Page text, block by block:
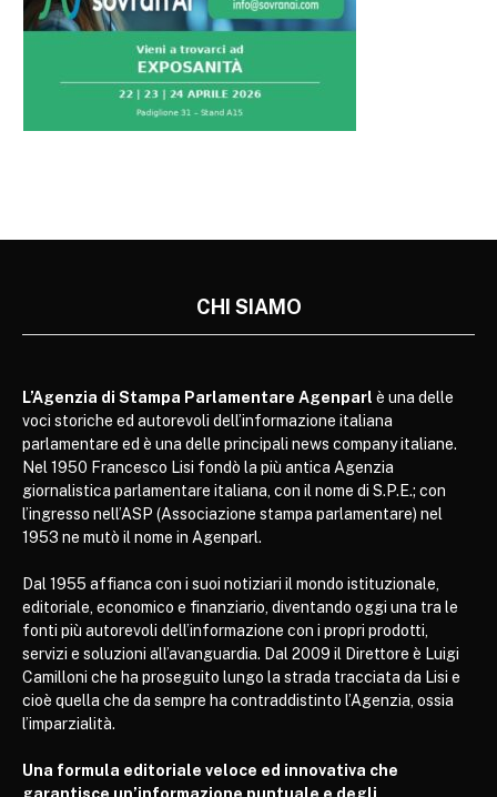
CHI SIAMO
L’Agenzia di Stampa Parlamentare Agenparl è una delle
voci storiche ed autorevoli dell’informazione italiana
parlamentare ed è una delle principali news company italiane.
Nel 1950 Francesco Lisi fondò la più antica Agenzia
giornalistica parlamentare italiana, con il nome di S.P.E.; con
l’ingresso nell’ASP (Associazione stampa parlamentare) nel
1953 ne mutò il nome in Agenparl.
Dal 1955 affianca con i suoi notiziari il mondo istituzionale,
editoriale, economico e finanziario, diventando oggi una tra le
fonti più autorevoli dell’informazione con i propri prodotti,
servizi e soluzioni all’avanguardia. Dal 2009 il Direttore è Luigi
Camilloni che ha proseguito lungo la strada tracciata da Lisi e
cioè quella che da sempre ha contraddistinto l’Agenzia, ossia
l’imparzialità.
Una formula editoriale veloce ed innovativa che
garantisce un’informazione puntuale e degli